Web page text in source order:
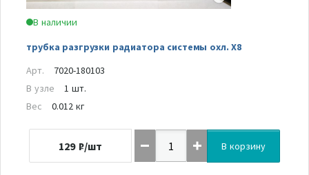
В наличии
трубка разгрузки радиатора системы охл. Х8
Арт.
7020-180103
В узле
1 шт.
Вес
0.012 кг
129 ₽/шт В корзину